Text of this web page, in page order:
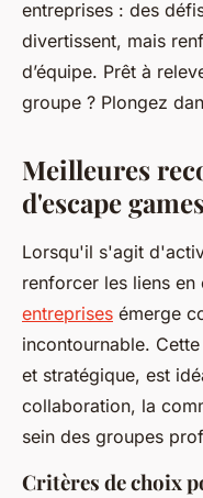
entreprises : des
divertissent, mais
d’équipe. Prêt à
groupe ? Plongez
Meilleures
d'escape
Lorsqu'il s'agit
renforcer les liens en
entreprises émerge
incontournable.
et stratégique, est
collaboration, la
sein des groupes
Critères de choix